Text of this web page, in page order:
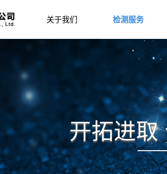
关于我们 检测服务
开拓进取